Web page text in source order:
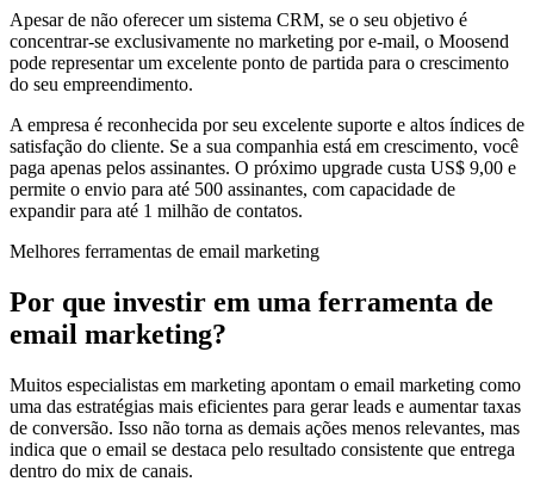
Apesar de não oferecer um sistema CRM, se o seu objetivo é
concentrar-se exclusivamente no marketing por e-mail, o Moosend
pode representar um excelente ponto de partida para o crescimento
do seu empreendimento.
A empresa é reconhecida por seu excelente suporte e altos índices de
satisfação do cliente. Se a sua companhia está em crescimento, você
paga apenas pelos assinantes. O próximo upgrade custa US$ 9,00 e
permite o envio para até 500 assinantes, com capacidade de
expandir para até 1 milhão de contatos.
Melhores ferramentas de email marketing
Por que investir em uma ferramenta de
email marketing?
Muitos especialistas em marketing apontam o email marketing como
uma das estratégias mais eficientes para gerar leads e aumentar taxas
de conversão. Isso não torna as demais ações menos relevantes, mas
indica que o email se destaca pelo resultado consistente que entrega
dentro do mix de canais.